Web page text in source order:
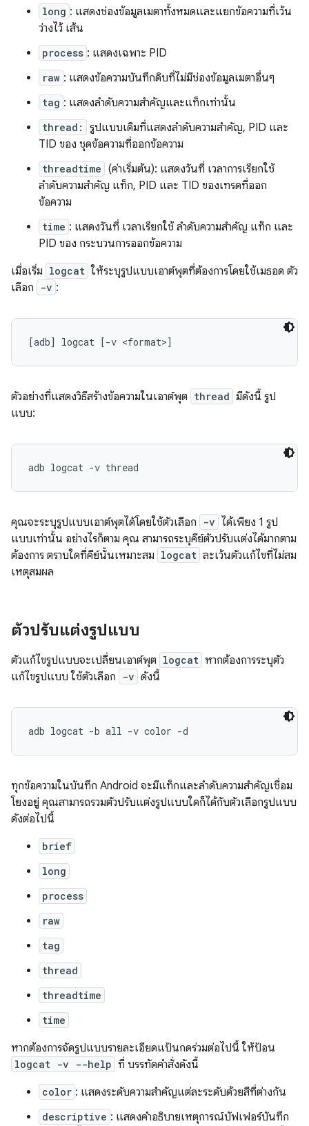
long : แสดงช่องข้อมูลเมตาทั้งหมดและแยกข้อความที่เว้น
ว่างไว้ เส้น
process : แสดงเฉพาะ PID
raw : แสดงข้อความบันทึกดิบที่ไม่มีช่องข้อมูลเมตาอื่นๆ
tag : แสดงลำดับความสำคัญและแท็กเท่านั้น
thread:
รูปแบบเดิมที่แสดงลำดับความสำคัญ, PID และ
TID ของ ชุดข้อความที่ออกข้อความ
threadtime (ค่าเริ่มต้น): แสดงวันที่ เวลาการเรียกใช้
ลำดับความสำคัญ แท็ก, PID และ TID ของเทรดที่ออก
ข้อความ
time : แสดงวันที่ เวลาเรียกใช้ ลำดับความสำคัญ แท็ก และ
PID ของ กระบวนการออกข้อความ
เมื่อเริ่ม logcat ให้ระบุรูปแบบเอาต์พุตที่ต้องการโดยใช้เมธอด ตัว
เลือก
-v :
ตัวอย่างที่แสดงวิธีสร้างข้อความในเอาต์พุต thread มีดังนี้ รูป
แบบ:
คุณจะระบุรูปแบบเอาต์พุตได้โดยใช้ตัวเลือก -v ได้เพียง 1 รูป
แบบเท่านั้น อย่างไรก็ตาม คุณ สามารถระบุคีย์ตัวปรับแต่งได้มากตาม
ต้องการ ตราบใดที่คีย์นั้นเหมาะสม logcat ละเว้นตัวแก้ไขที่ไม่สม
เหตุสมผล
ตัวปรับแต่งรูปแบบ
ตัวแก้ไขรูปแบบจะเปลี่ยนเอาต์พุต logcat หากต้องการระบุตัว
แก้ไขรูปแบบ ใช้ตัวเลือก
-v ดังนี้
ทุกข้อความในบันทึก Android จะมีแท็กและลําดับความสําคัญเชื่อม
โยงอยู่ คุณสามารถรวมตัวปรับแต่งรูปแบบใดก็ได้กับตัวเลือกรูปแบบ
ดังต่อไปนี้
brief
long
process
raw
tag
thread
threadtime
time
หากต้องการจัดรูปแบบรายละเอียดแป้นกดร่วมต่อไปนี้ ให้ป้อน
logcat -v --help ที่ บรรทัดคำสั่งดังนี้
color : แสดงระดับความสำคัญแต่ละระดับด้วยสีที่ต่างกัน
descriptive : แสดงคำอธิบายเหตุการณ์บัฟเฟอร์บันทึก